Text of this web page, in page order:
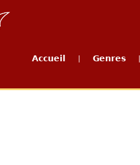
Accueil Genres